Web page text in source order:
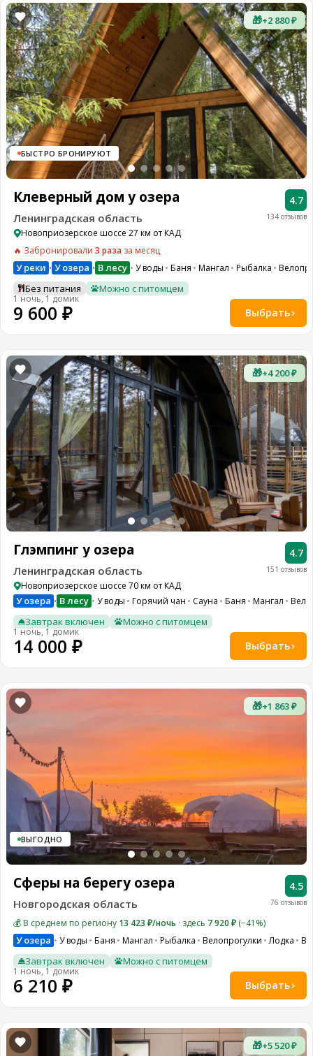
🎁+2 880 ₽
БЫСТРО БРОНИРУЮТ
134 отзывов
4.7
Клеверный дом у озера
Ленинградская область
Новоприозерское шоссе 27 км от КАД
🔥 Забронировали 3 раза за месяц
У реки • У озера • В лесу У воды Баня Мангал Рыбалка
Без питания Можно с питомцем
1 ночь, 1 домик
9 600 ₽ Выбрать
🎁+4 200 ₽
151 отзывов
4.7
Глэмпинг у озера
Ленинградская область
Новоприозерское шоссе 70 км от КАД
У озера • В лесу У воды Горячий чан Сауна Баня Мангал
Завтрак включен Можно с питомцем
1 ночь, 1 домик
14 000 ₽ Выбрать
🎁+1 863 ₽
ВЫГОДНО
76 отзывов
4.5
Сферы на берегу озера
Новгородская область
💰 В среднем по региону 13 423 ₽/ночь · здесь 7 920 ₽ (−41%)
У озера У воды Баня Мангал Рыбалка Велопрогулки Лодка
Завтрак включен Можно с питомцем
1 ночь, 1 домик
6 210 ₽ Выбрать
🎁+5 520 ₽